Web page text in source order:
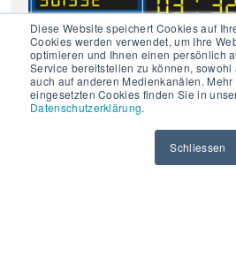
Diese Website speichert Cookies auf
Cookies werden verwendet, um Ihre
optimieren und Ihnen einen persönlich
Service bereitstellen zu können,
auch auf anderen Medienkanälen.
eingesetzten Cookies finden Sie in
Datenschutzerklärung.
Schliessen